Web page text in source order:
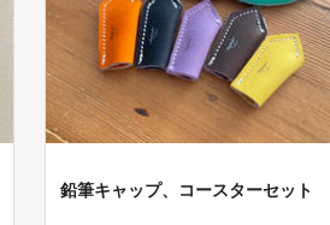
鉛筆キャップ、コースターセット